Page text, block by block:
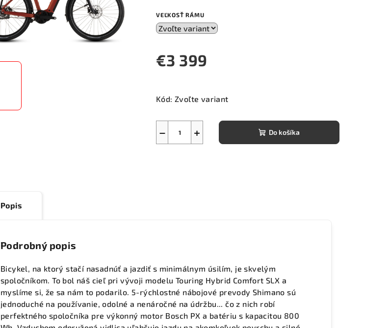
VEĽKOSŤ RÁMU
€3 399
cena:
Kód: Zvoľte variant
+
− Do košíka
Popis
Podrobný popis
Bicykel, na ktorý stačí nasadnúť a jazdiť s minimálnym úsilím, je skvelým
spoločníkom. To bol náš cieľ pri vývoji modelu Touring Hybrid Comfort SLX a
myslíme si, že sa nám to podarilo. 5-rýchlostné nábojové prevody Shimano sú
jednoduché na používanie, odolné a nenáročné na údržbu... čo z nich robí
perfektného spoločníka pre výkonný motor Bosch PX a batériu s kapacitou 800